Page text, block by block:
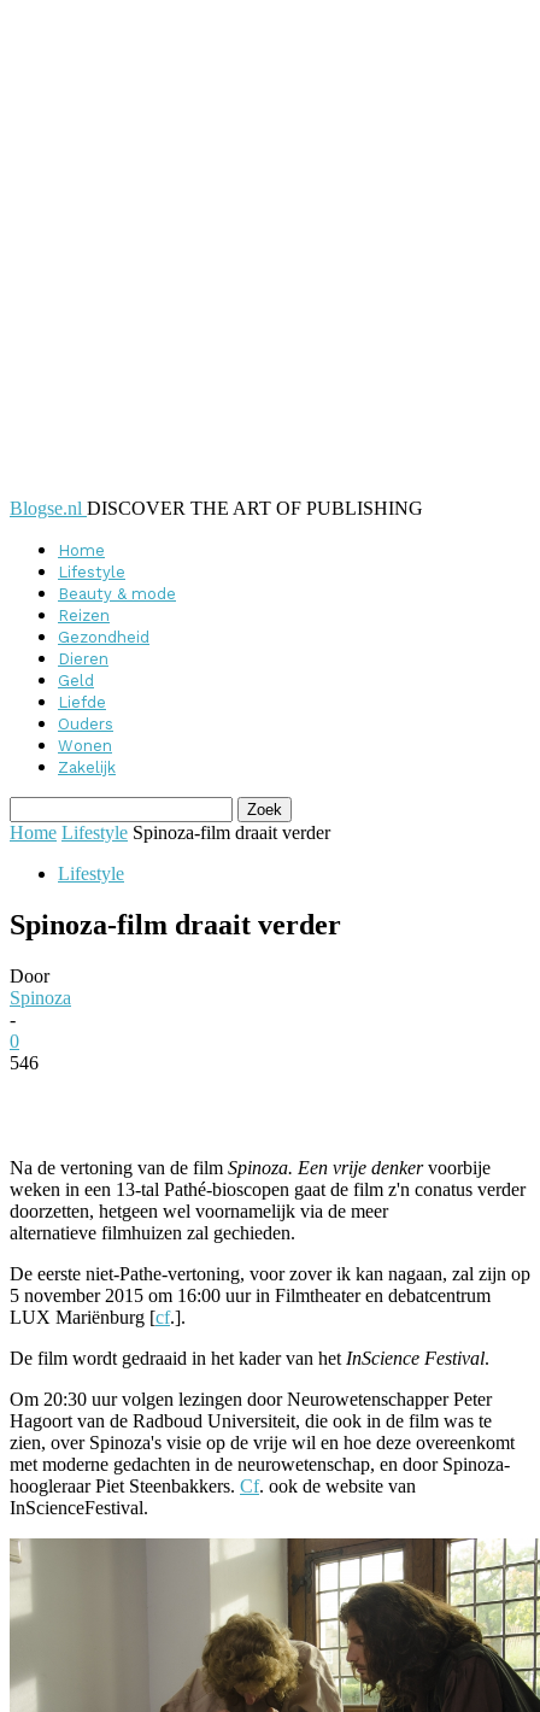
Blogse.nl DISCOVER THE ART OF PUBLISHING
Home
Lifestyle
Beauty & mode
Reizen
Gezondheid
Dieren
Geld
Liefde
Ouders
Wonen
Zakelijk
Home Lifestyle Spinoza-film draait verder
Lifestyle
Spinoza-film draait verder
Door
Spinoza
-
0
546
Na de vertoning van de film Spinoza. Een vrije denkervoorbije
weken in een 13-tal Pathé-bioscopen gaat de film z'n conatus verder
doorzetten, hetgeen wel voornamelijk via de meer
alternatieve filmhuizen zal gechieden.
De eerste niet-Pathe-vertoning, voor zover ik kan nagaan, zal zijn op
5 november 2015 om 16:00 uur in Filmtheater en debatcentrum
LUX Mariënburg [cf.].
De film wordt gedraaid in het kader van het InScience Festival.
Om 20:30 uur volgen lezingen door Neurowetenschapper Peter
Hagoort van de Radboud Universiteit, die ook in de film was te
zien, over Spinoza's visie op de vrije wil en hoe deze overeenkomt
met moderne gedachten in de neurowetenschap, en door Spinoza-
hoogleraar Piet Steenbakkers. Cf. ook de website van
InScienceFestival.